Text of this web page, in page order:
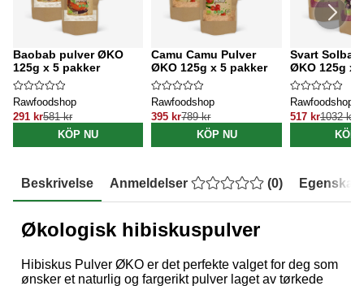
Baobab pulver ØKO
125g x 5 pakker
Rawfoodshop
291 kr581 kr
KÖP NU
Camu Camu Pulver
ØKO 125g x 5 pakker
Rawfoodshop
395 kr789 kr
KÖP NU
Svart Solbær
ØKO 125g x
Rawfoodshop
517 kr1032 kr
KÖP
Beskrivelse Anmeldelser (0)
Økologisk hibiskuspulver
Hibiskus Pulver ØKO er det perfekte valget for deg som
ønsker et naturlig og fargerikt pulver laget av tørkede